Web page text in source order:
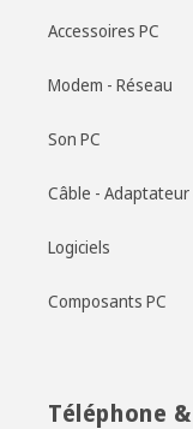
Accessoires PC
Modem - Réseau
Son PC
Câble - Adaptateur
Logiciels
Composants PC
Téléphone